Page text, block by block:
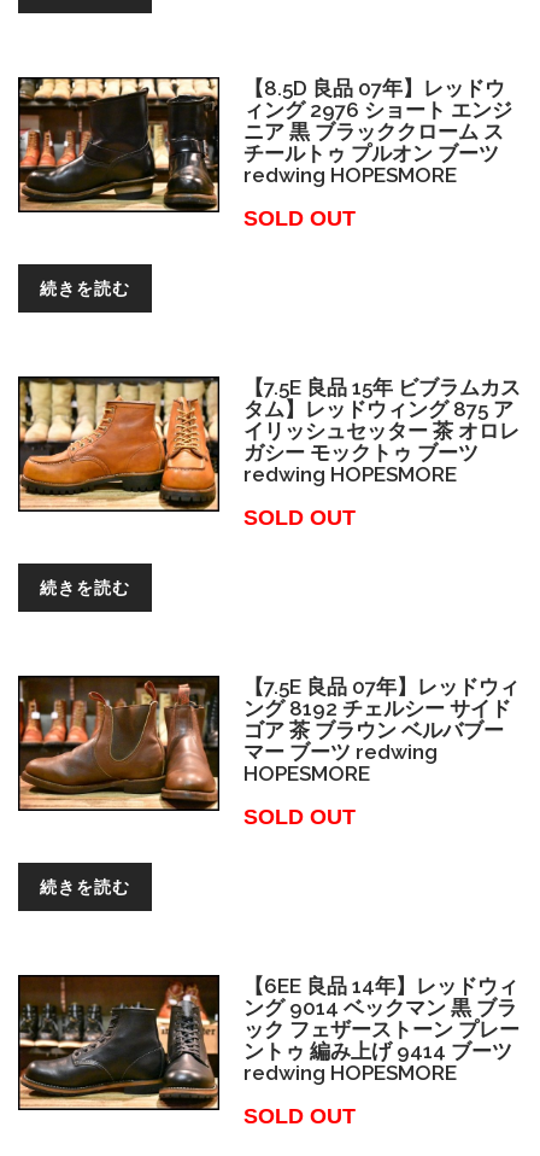
【8.5D 良品 07年】レッドウ
ィング 2976 ショート エンジ
ニア 黒 ブラッククローム ス
チールトゥ プルオン ブーツ
redwing HOPESMORE
SOLD OUT
続きを読む
【7.5E 良品 15年 ビブラムカス
タム】レッドウィング 875 ア
イリッシュセッター 茶 オロレ
ガシー モックトゥ ブーツ
redwing HOPESMORE
SOLD OUT
続きを読む
【7.5E 良品 07年】レッドウィ
ング 8192 チェルシー サイド
ゴア 茶 ブラウン ベルバブー
マー ブーツ redwing
HOPESMORE
SOLD OUT
続きを読む
【6EE 良品 14年】レッドウィ
ング 9014 ベックマン 黒 ブラ
ック フェザーストーン プレー
ントゥ 編み上げ 9414 ブーツ
redwing HOPESMORE
SOLD OUT